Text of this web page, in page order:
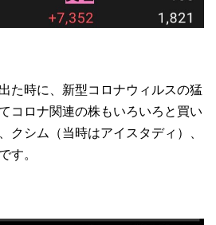
た時に、新型コロナウィルスの猛
コロナ関連の株もいろいろと買い
クシム（当時はアイスタディ）、
す。